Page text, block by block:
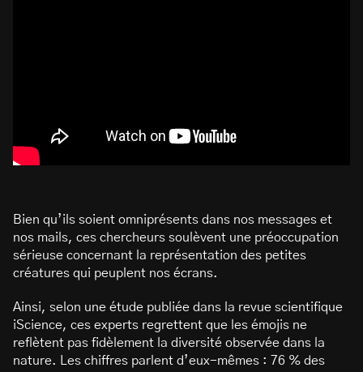
Bien qu’ils soient omniprésents dans nos messages et
nos mails, ces chercheurs soulèvent une préoccupation
sérieuse concernant la représentation des petites
créatures qui peuplent nos écrans.
Ainsi, selon une étude publiée dans la revue scientifique
iScience, ces experts regrettent que les émojis ne
reflètent pas fidèlement la diversité observée dans la
nature. Les chiffres parlent d’eux-mêmes : 76 % des